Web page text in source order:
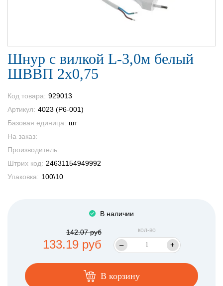
Шнур с вилкой L-3,0м белый
ШВВП 2х0,75
Код товара: 929013
Артикул: 4023 (Р6-001)
Базовая единица: шт
На заказ:
Производитель:
Штрих код: 24631154949992
Упаковка: 100\10
В наличии
142.07 руб
133.19 руб
кол-во
– +
В корзину